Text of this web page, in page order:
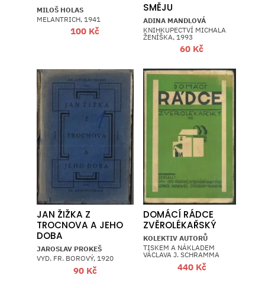
MILOŠ HOLAS
MELANTRICH, 1941
100 Kč
SMĚJU
ADINA MANDLOVÁ
KNIHKUPECTVÍ MICHALA
ŽENÍŠKA, 1993
60 Kč
JAN ŽIŽKA Z
TROCNOVA A JEHO
DOBA
JAROSLAV PROKEŠ
VYD. FR. BOROVÝ, 1920
90 Kč
DOMÁCÍ RÁDCE
ZVĚROLÉKAŘSKÝ
KOLEKTIV AUTORŮ
TISKEM A NÁKLADEM
VÁCLAVA J. SCHRAMMA
440 Kč